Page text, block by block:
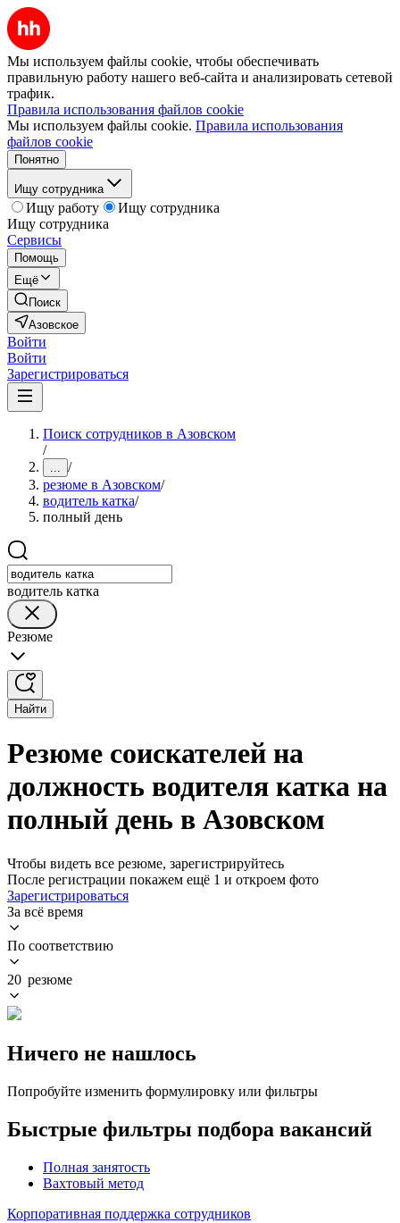
Мы используем файлы cookie, чтобы обеспечивать
правильную работу нашего веб-сайта и анализировать сетевой
трафик.
Правила использования файлов cookie
Мы используем файлы cookie. Правила использования
файлов cookie
Понятно
Ищу сотрудника
Ищу работу
Ищу сотрудника
Ищу сотрудника
Сервисы
Помощь
Ещё
Поиск
Азовское
Войти
Войти
Зарегистрироваться
Поиск сотрудников в Азовском
/
... /
резюме в Азовском/
водитель катка/
полный день
водитель катка
Резюме
Найти
Резюме соискателей на
должность водителя катка на
полный день в Азовском
Чтобы видеть все резюме, зарегистрируйтесь
После регистрации покажем ещё 1 и откроем фото
Зарегистрироваться
За всё время
По соответствию
20 резюме
Ничего не нашлось
Попробуйте изменить формулировку или фильтры
Быстрые фильтры подбора вакансий
Полная занятость
Вахтовый метод
Корпоративная поддержка сотрудников